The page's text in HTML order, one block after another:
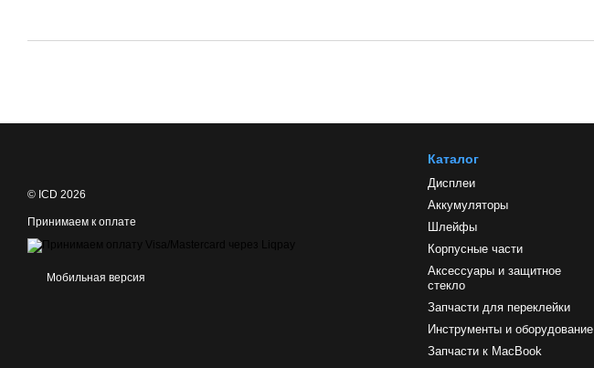
© ICD 2026
Принимаем к оплате
Мобильная версия
Каталог
Дисплеи
Аккумуляторы
Шлейфы
Корпусные части
Аксессуары и защитное
стекло
Запчасти для переклейки
Инструменты и оборудование
Запчасти к MacBook